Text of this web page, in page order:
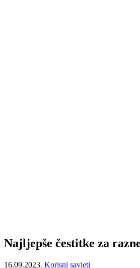
Najljepše čestitke za
16.09.2023. Korisni savjeti